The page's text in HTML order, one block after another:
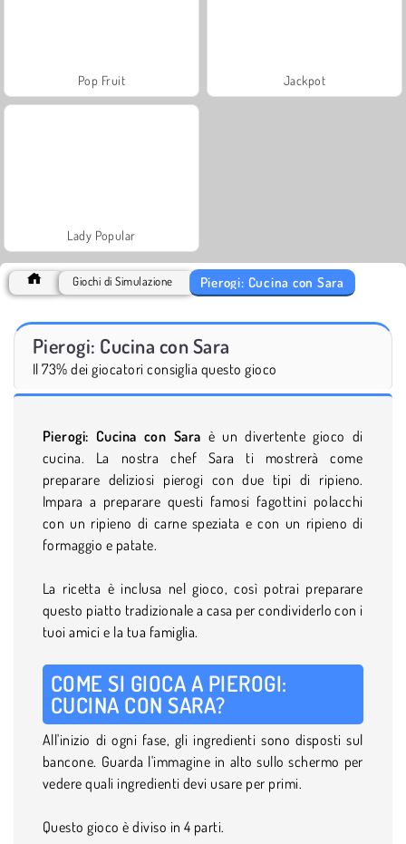
Pop Fruit Jackpot
Lady Popular
Giochi di Simulazione Pierogi: Cucina con Sara
Pierogi: Cucina con Sara
Il 73% dei giocatori consiglia questo gioco
Pierogi: Cucina con Sara è un divertente gioco di
cucina. La nostra chef Sara ti mostrerà come
preparare deliziosi pierogi con due tipi di ripieno.
Impara a preparare questi famosi fagottini polacchi
con un ripieno di carne speziata e con un ripieno di
formaggio e patate.
La ricetta è inclusa nel gioco, così potrai preparare
questo piatto tradizionale a casa per condividerlo con i
tuoi amici e la tua famiglia.
COME SI GIOCA A PIEROGI:
CUCINA CON SARA?
All'inizio di ogni fase, gli ingredienti sono disposti sul
bancone. Guarda l'immagine in alto sullo schermo per
vedere quali ingredienti devi usare per primi.
Questo gioco è diviso in 4 parti.